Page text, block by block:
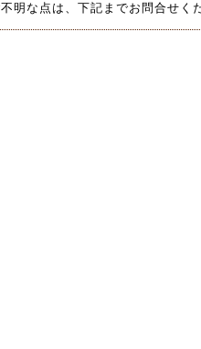
明な点は、下記までお問合せく